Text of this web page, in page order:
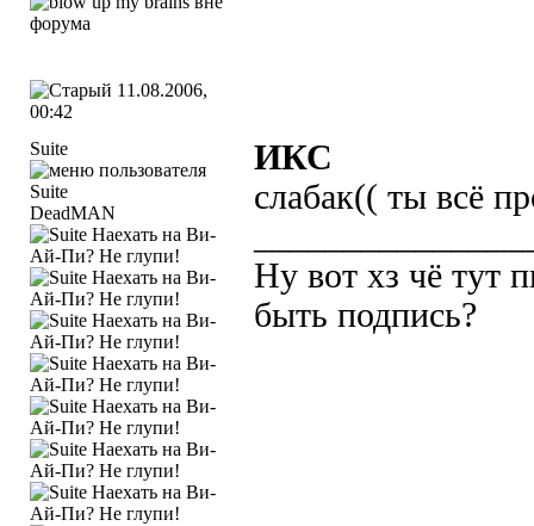
11.08.2006,
00:42
Suite
DeadMAN
ИКС
слабак(( ты всё
Ну вот хз чё тут
быть подпись?